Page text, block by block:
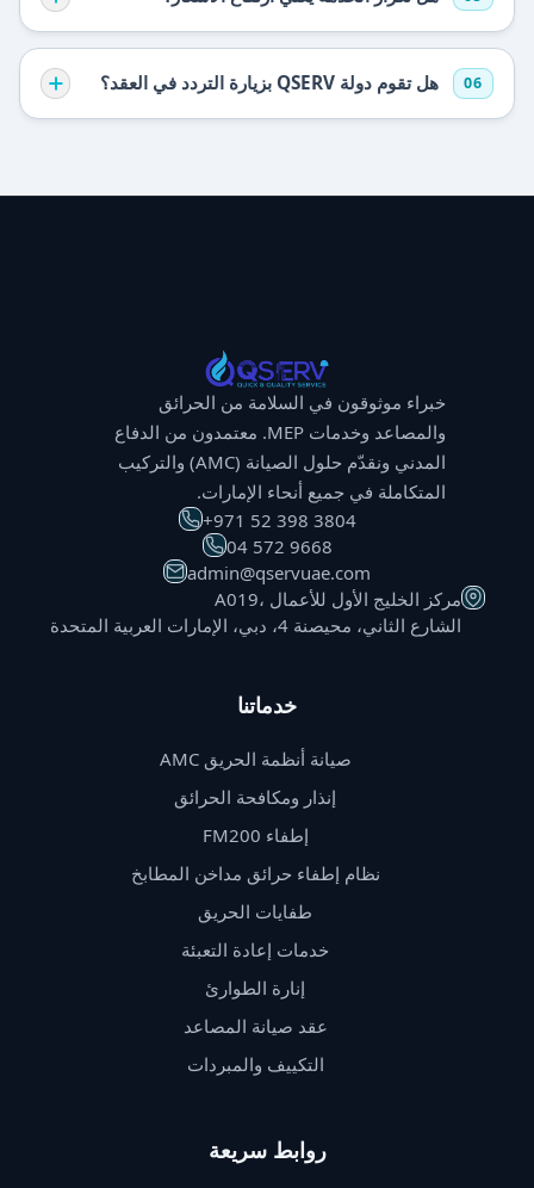
06 هل تقوم دولة QSERV بزيارة التردد في العقد؟
خبراء موثوقون في السلامة من الحرائق
والمصاعد وخدمات MEP. معتمدون من الدفاع
المدني ونقدّم حلول الصيانة (AMC) والتركيب
المتكاملة في جميع أنحاء الإمارات.
⁦+971 52 398 3804⁩
⁦04 572 9668⁩
admin@qservuae.com
A019، مركز الخليج الأول للأعمال
الشارع الثاني، محيصنة 4، دبي، الإمارات العربية المتحدة
خدماتنا
صيانة أنظمة الحريق AMC
إنذار ومكافحة الحرائق
إطفاء FM200
نظام إطفاء حرائق مداخن المطابخ
طفايات الحريق
خدمات إعادة التعبئة
إنارة الطوارئ
عقد صيانة المصاعد
التكييف والمبردات
روابط سريعة